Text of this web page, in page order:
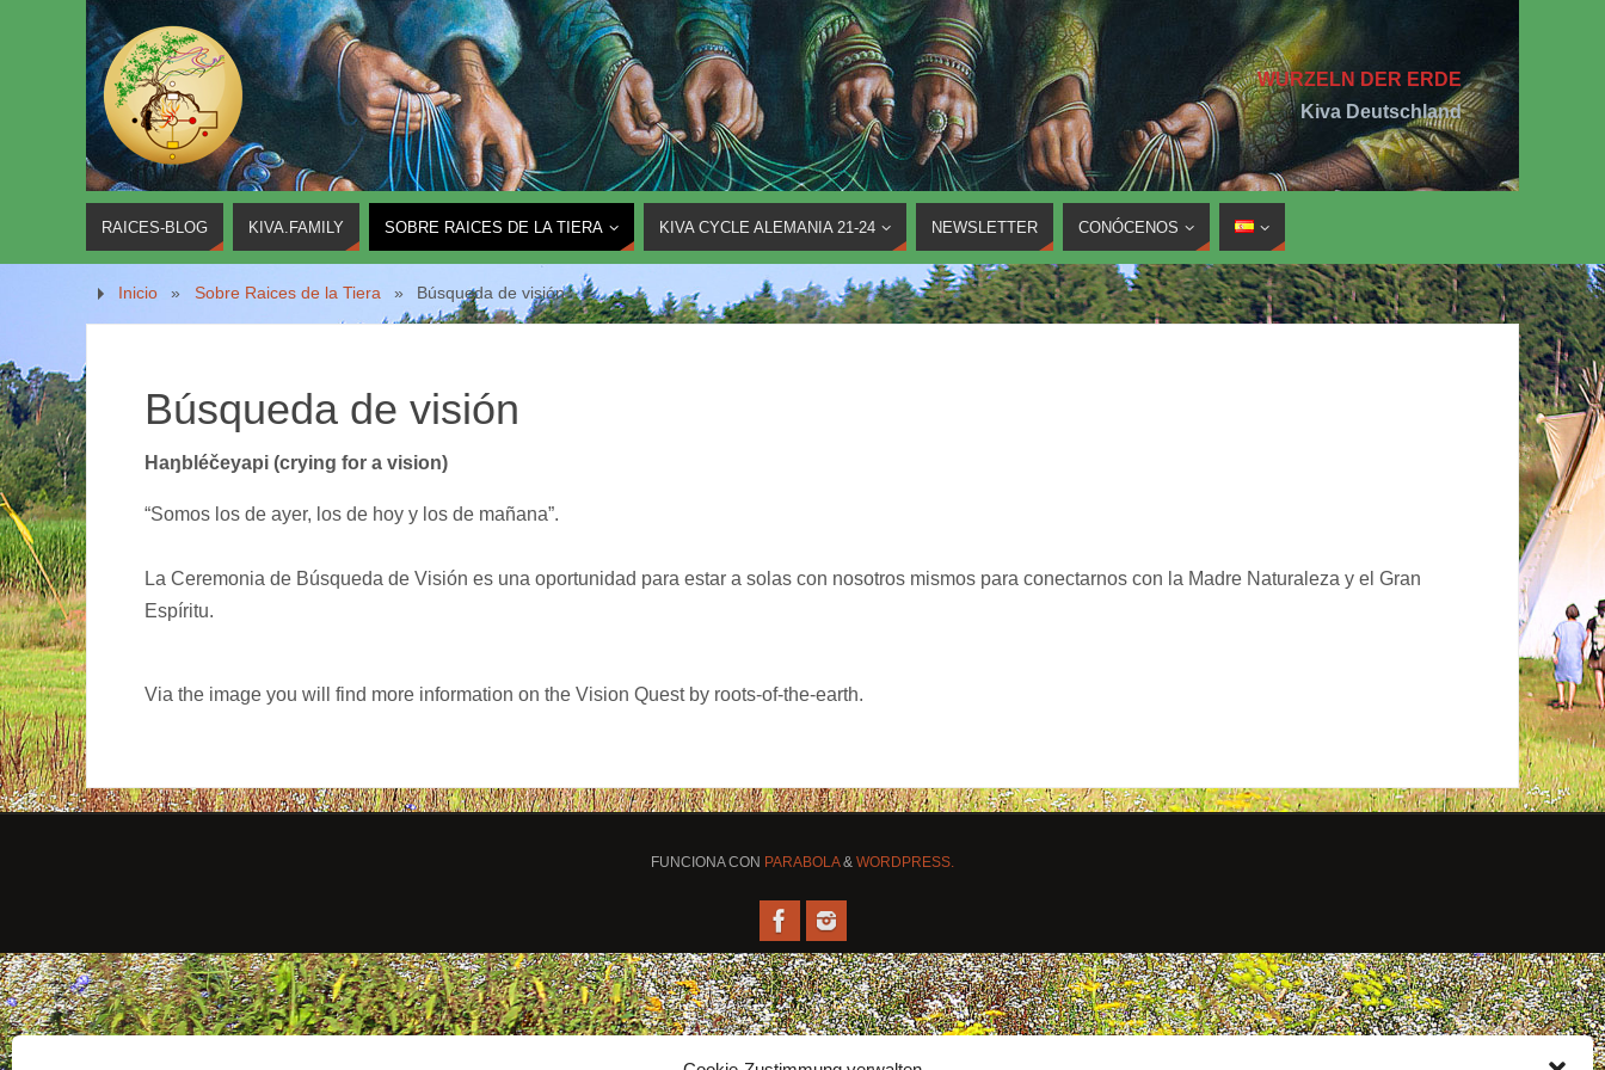
WURZELN DER ERDE
Kiva Deutschland
RAICES-BLOG KIVA.FAMILY SOBRE RAICES DE LA TIERA KIVA CYCLE ALEMANIA 21-24 NEWSLETTER CONÓCENOS
Inicio » Sobre Raices de la Tiera » Búsqueda de visión
Búsqueda de visión
Haŋbléčeyapi (crying for a vision)
​“Somos los de ayer, los de hoy y los de mañana”.
La Ceremonia de Búsqueda de Visión es una oportunidad para estar a solas con nosotros mismos para conectarnos con la Madre Naturaleza y el Gran
Espíritu.
Via the image you will find more information on the Vision Quest by roots-of-the-earth.
FUNCIONA CON PARABOLA& WORDPRESS.